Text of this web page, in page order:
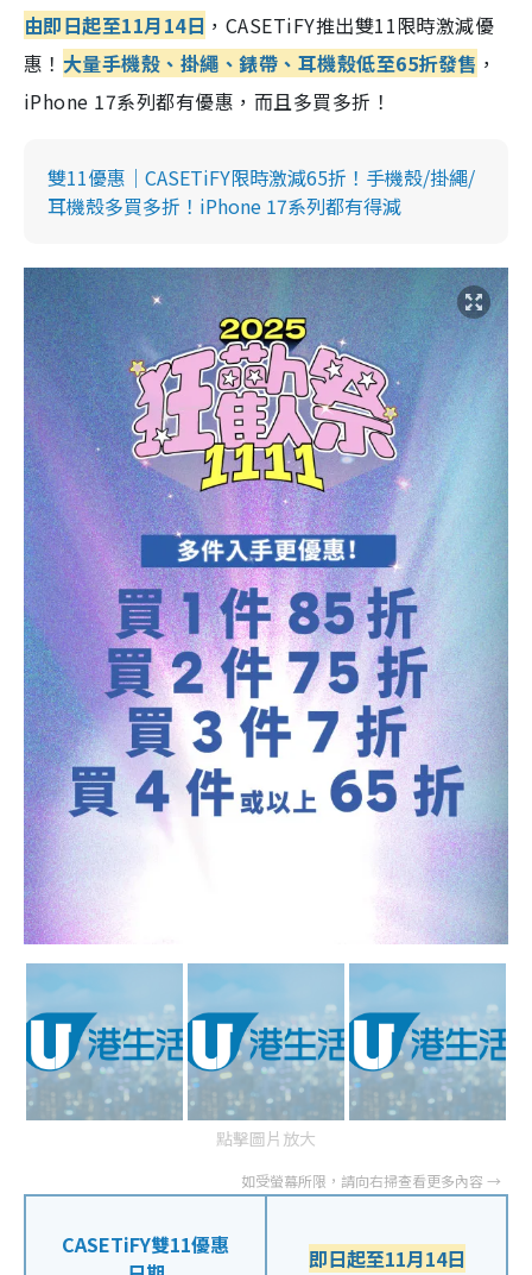
由即日起至11月14日 ，CASETiFY推出雙11限時激減優
惠！ 大量手機殼、掛繩、錶帶、耳機殼低至65折發售 ，
iPhone 17系列都有優惠，而且多買多折！
雙11優惠｜CASETiFY限時激減65折！手機殼/掛繩/
耳機殼多買多折！iPhone 17系列都有得減
點擊圖片放大
CASETiFY雙11優惠
即日起至11月14日